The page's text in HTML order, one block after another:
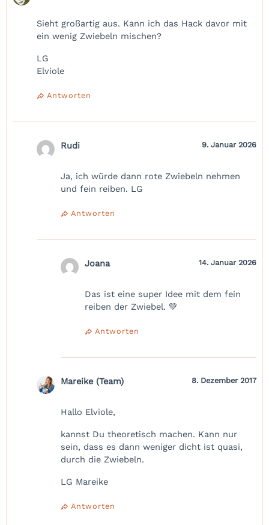
Sieht großartig aus. Kann ich das Hack davor mit
ein wenig Zwiebeln mischen?
LG
Elviole
Antworten
Rudi 9. Januar 2026
Ja, ich würde dann rote Zwiebeln nehmen
und fein reiben. LG
Antworten
Joana 14. Januar 2026
Das ist eine super Idee mit dem fein
reiben der Zwiebel. 💚
Antworten
Mareike (Team) 8. Dezember 2017
Hallo Elviole,
kannst Du theoretisch machen. Kann nur
sein, dass es dann weniger dicht ist quasi,
durch die Zwiebeln.
LG Mareike
Antworten